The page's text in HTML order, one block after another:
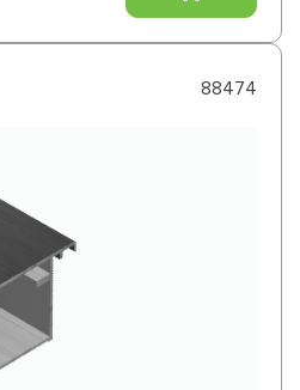
88474